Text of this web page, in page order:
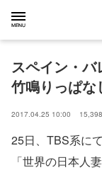
スペイン・
竹鳴りっぱな
2017.04.25 10:00 15,398
25日、TBS系に
「世界の日本人